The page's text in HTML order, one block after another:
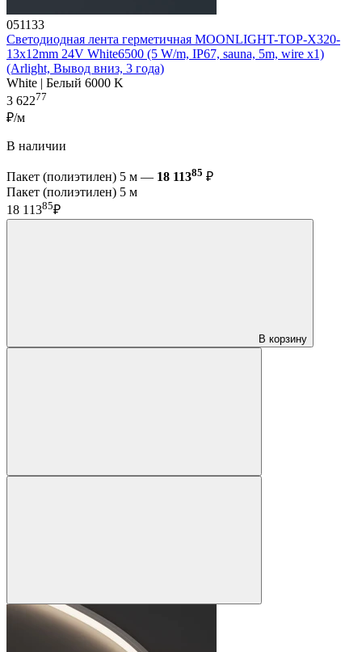
051133
Светодиодная лента герметичная MOONLIGHT-TOP-X320-
13x12mm 24V White6500 (5 W/m, IP67, sauna, 5m, wire x1)
(Arlight, Вывод вниз, 3 года)
White | Белый 6000 K
3 62277
₽/м
В наличии
Пакет (полиэтилен) 5 м — 18 11385 ₽
Пакет (полиэтилен) 5 м
18 11385₽
В корзину